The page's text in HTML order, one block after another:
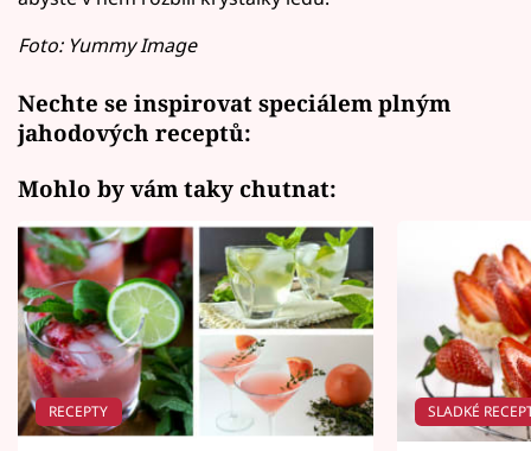
Foto: Yummy Image
Nechte se inspirovat speciálem plným
jahodových receptů:
Mohlo by vám taky chutnat:
RECEPTY SLADKÉ